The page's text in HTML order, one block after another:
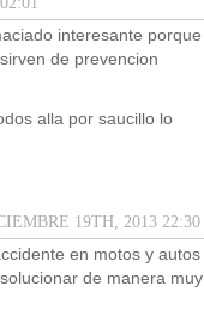
interesante porque
de prevencion
alla por saucillo lo
19TH, 2013 22:30
en motos y autos
de manera muy